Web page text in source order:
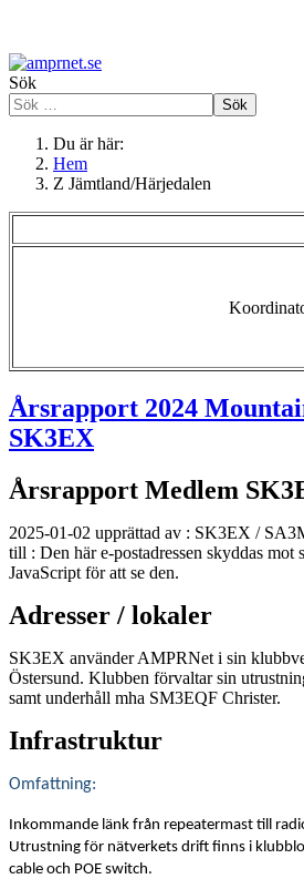
Sök
Sök
Du är här:
Hem
Z Jämtland/Härjedalen
Årsrapport 2024
SK3EX
Årsrapport Medlem
2025-01-02 upprättad av : SK3EX /
till : Den här e-postadressen skyddas mot
JavaScript för att se den.
Adresser / lokaler
SK3EX använder AMPRNet i sin
Östersund. Klubben förvaltar sin
samt underhåll mha SM3EQF Christer.
Infrastruktur
Omfattning:
Inkommande länk från repeatermast till
Utrustning för nätverkets drift finns i
cable och POE switch.